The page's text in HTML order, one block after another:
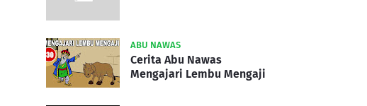
ABU NAWAS
Cerita Abu Nawas
Mengajari Lembu Mengaji